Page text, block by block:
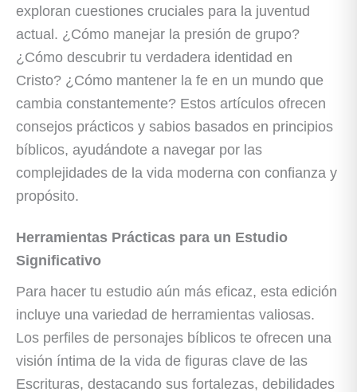
exploran cuestiones cruciales para la juventud
actual. ¿Cómo manejar la presión de grupo?
¿Cómo descubrir tu verdadera identidad en
Cristo? ¿Cómo mantener la fe en un mundo que
cambia constantemente? Estos artículos ofrecen
consejos prácticos y sabios basados en principios
bíblicos, ayudándote a navegar por las
complejidades de la vida moderna con confianza y
propósito.
Herramientas Prácticas para un Estudio
Significativo
Para hacer tu estudio aún más eficaz, esta edición
incluye una variedad de herramientas valiosas.
Los perfiles de personajes bíblicos te ofrecen una
visión íntima de la vida de figuras clave de las
Escrituras, destacando sus fortalezas, debilidades